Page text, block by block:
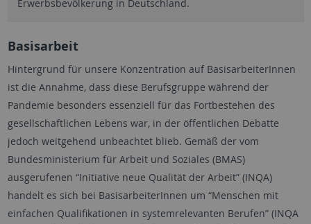
Erwerbsbevölkerung in Deutschland.
Basisarbeit
Hintergrund für unsere Konzentration auf BasisarbeiterInnen
ist die Annahme, dass diese Berufsgruppe während der
Pandemie besonders essenziell für das Fortbestehen des
gesellschaftlichen Lebens war, in der öffentlichen Debatte
jedoch weitgehend unbeachtet blieb. Gemäß der vom
Bundesministerium für Arbeit und Soziales (BMAS)
ausgerufenen “Initiative neue Qualität der Arbeit” (INQA)
handelt es sich bei BasisarbeiterInnen um “Menschen mit
einfachen Qualifikationen in systemrelevanten Berufen” (INQA